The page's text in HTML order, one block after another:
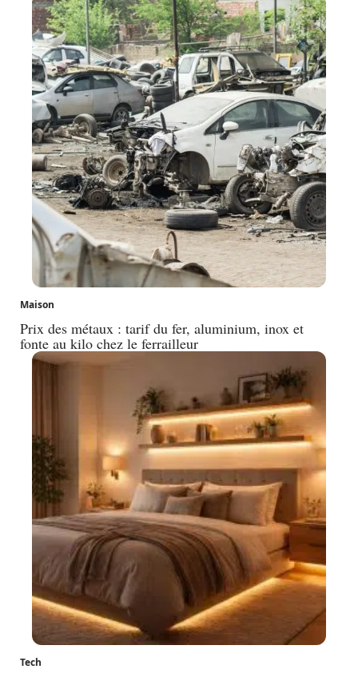
Maison
Prix des métaux : tarif du fer, aluminium, inox et
fonte au kilo chez le ferrailleur
Tech